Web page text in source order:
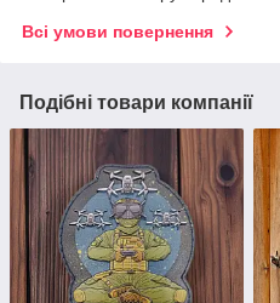
Всі умови повернення
Подібні товари компанії